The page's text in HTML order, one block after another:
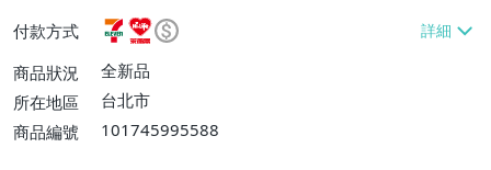
或消費滿$1298免運費】、7-ELEVEN取貨
不付款【免運費】、萊爾富取貨付款【單件
運費$60、滿5件或消費滿$1298免運
費】、宅配/貨運【單件運費$120、滿5件
付款方式
商品狀況
全新品
所在地區
台北市
商品編號
101745995588